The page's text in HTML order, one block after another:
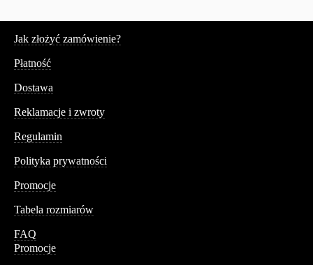
Jak złożyć zamówienie?
Płatność
Dostawa
Reklamacje i zwroty
Regulamin
Polityka prywatności
Promocje
Tabela rozmiarów
FAQ
Promocje